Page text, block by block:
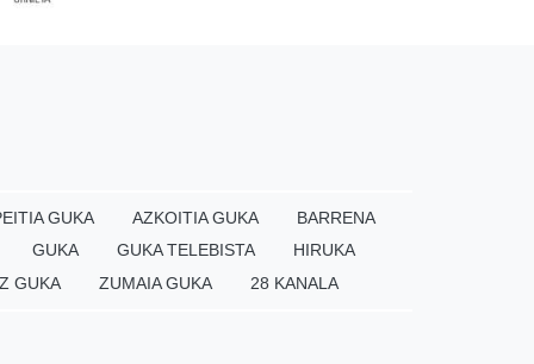
GUKA AZKOITIA GUKA
BARRENA
GUKA GUKA TELEBISTA
HIRUKA
GUKA ZUMAIA GUKA 28 KANALA